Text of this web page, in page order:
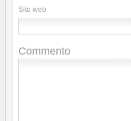
Sito web
Commento